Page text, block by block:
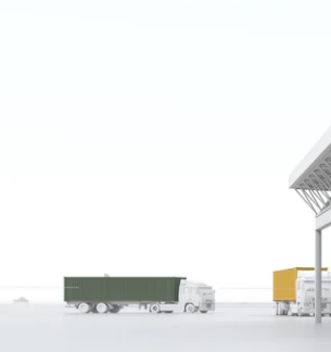
Als Zollagent
Mengen oder
nahtlosen
Konnektivität
Persönliche